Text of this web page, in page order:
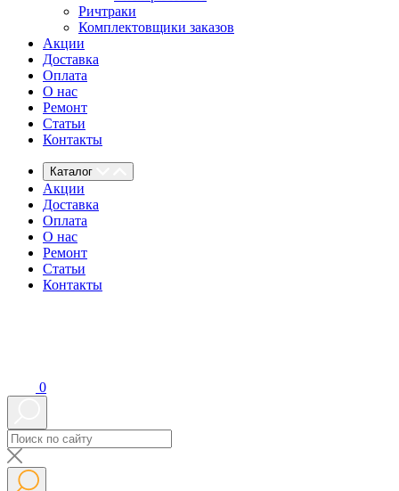
Ричтраки
Комплектовщики заказов
Акции
Доставка
Оплата
О нас
Ремонт
Статьи
Контакты
Каталог
Акции
Доставка
Оплата
О нас
Ремонт
Статьи
Контакты
0